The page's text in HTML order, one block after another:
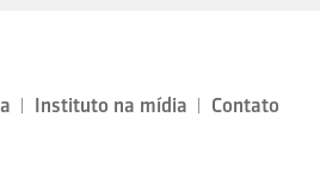
Instituto na mídia
Contato